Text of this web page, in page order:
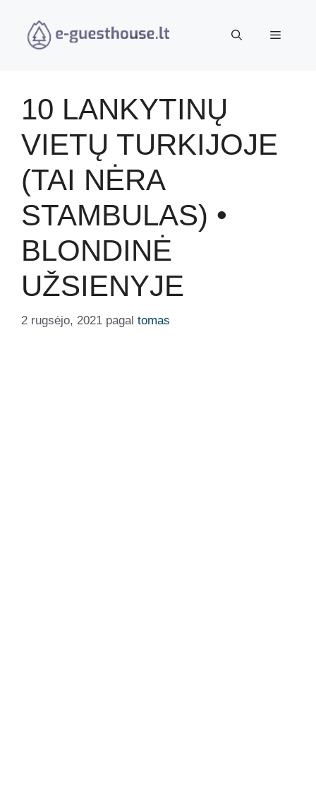
turinio
Meniu
10 LANKYTINŲ
VIETŲ TURKIJOJE
(TAI NĖRA
STAMBULAS) •
BLONDINĖ
UŽSIENYJE
2 rugsėjo, 2021 pagal tomas